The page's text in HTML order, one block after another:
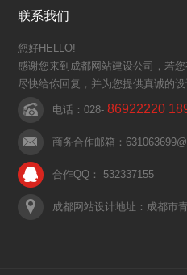
联系我们
您好HELLO!
感谢您来到成都网站建设公司，若
尽快给你回复，并为您提供真诚的设
电话：028- 86922220
商务合作邮箱：
合作QQ： 532337155
成都网站设计地址：成都市